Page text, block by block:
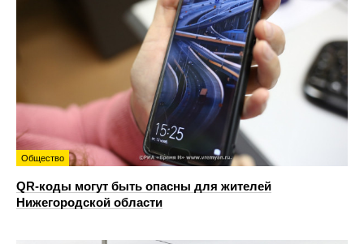
Общество
QR-коды могут быть опасны для жителей
Нижегородской области